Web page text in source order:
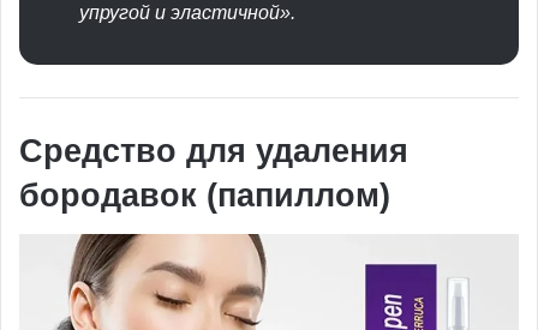
упругой и эластичной».
Средство для удаления
бородавок (папиллом)